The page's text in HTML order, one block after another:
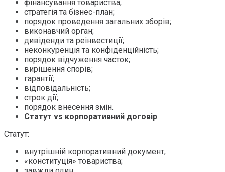
фінансування товариства;
стратегія та бізнес-план;
порядок проведення загальних зборів;
виконавчий орган;
дивіденди та реінвестиції;
неконкуренція та конфіденційність;
порядок відчуження часток;
вирішення спорів;
гарантії;
відповідальність;
строк дії;
порядок внесення змін.
Статут vs корпоративний договір
Статут:
внутрішній корпоративний документ;
«конституція» товариства;